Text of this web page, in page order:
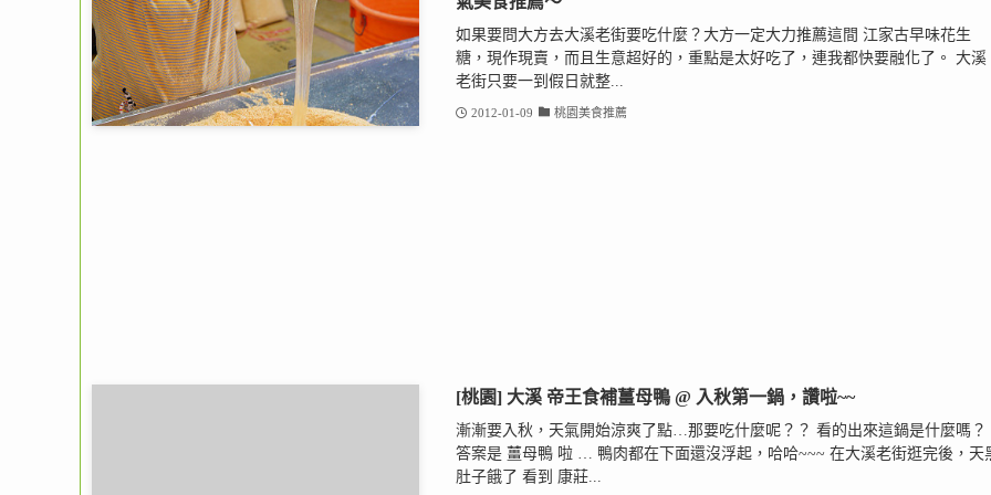
如果要問大方去大溪老街要吃什麼？大方一定大力推薦這間 江家古早味花生
糖，現作現賣，而且生意超好的，重點是太好吃了，連我都快要融化了。 大溪
老街只要一到假日就整...
2012-01-09 桃園美食推薦
[桃園] 大溪 帝王食補薑母鴨 @ 入秋第一鍋，讚啦~~
漸漸要入秋，天氣開始涼爽了點…那要吃什麼呢？？ 看的出來這鍋是什麼嗎？
答案是 薑母鴨 啦 … 鴨肉都在下面還沒浮起，哈哈~~~ 在大溪老街逛完後，天
肚子餓了 看到 康莊...